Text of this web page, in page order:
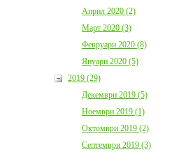
Април 2020 (2)
Март 2020 (3)
Февруари 2020 (8)
Януари 2020 (5)
2019 (29)
Декември 2019 (5)
Ноември 2019 (1)
Октомври 2019 (2)
Септември 2019 (3)